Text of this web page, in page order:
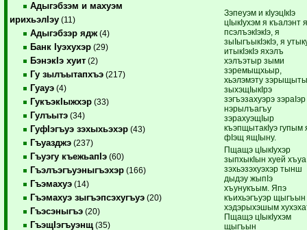
Адыгэбзэм и махуэм
ирихьэлIэу (11)
Адыгэбзэр ядж (4)
Банк Iуэхухэр (29)
БэнэкIэ хуит (2)
Гу зылъытапхъэ (217)
Гуауэ (4)
ГукъэкIыжхэр (33)
Гулъытэ (34)
ГуфIэгъуэ зэхыхьэхэр (43)
Гъуазджэ (237)
Гъуэгу къежьапIэ (60)
Гъэлъэгъуэныгъэхэр (166)
Гъэмахуэ (14)
Гъэмахуэ зыгъэпсэхугъуэ (20)
Гъэсэныгъэ (20)
ГъэщIэгъуэнщ (35)
Зэпеуэм и кIуэцIкIэ
цIыкIухэм я къалэнт
псэлъэкIэкIэ, я
зыIыгъыкIэкIэ, я
итыкIэкIэ яхэлъ
хэлъэтыр зыми
зэремыщхьыр,
хьэлэмэту
зыхэщIыкIрэ
зэгъэзахуэрэ зэраIэр
нэрылъагъу
зэрахуэщIыр
къэпщытакIуэ гупым
фIэщ ящIыну.
Пщащэ цIыкIухэр
зыпхыкIын хуей хъуа
зэхьэзэхуэхэр тынш
дыдэу жыпIэ
хъунукъым. Япэ
къихьэгъуэр щыгъын
хэдэрыхэшым
Пщащэ цIыкIухэм
щыгъын